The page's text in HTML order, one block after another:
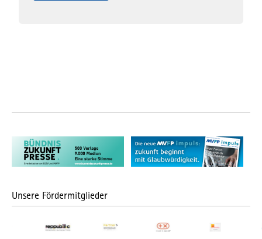
Unsere Fördermitglieder